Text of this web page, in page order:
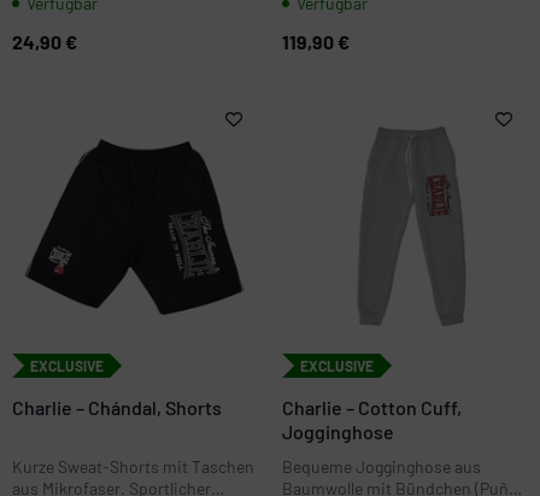
24,90 € 119,90 €
EXCLUSIVE
Charlie – Chándal, Shorts
Kurze Sweat-Shorts mit Taschen
aus Mikrofaser. Sportlicher
EXCLUSIVE
Charlie – Cotton Cuff,
Jogginghose
Bequeme Jogginghose aus
Baumwolle mit Bündchen (Puño)